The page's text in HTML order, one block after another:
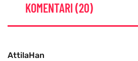
KOMENTARI (20)
AttilaHan